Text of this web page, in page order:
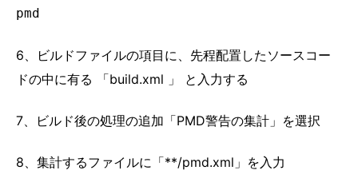
pmd
6、ビルドファイルの項目に、先程配置したソースコー
ドの中に有る 「build.xml 」 と入力する
7、ビルド後の処理の追加「PMD警告の集計」を選択
8、集計するファイルに「**/pmd.xml」を入力